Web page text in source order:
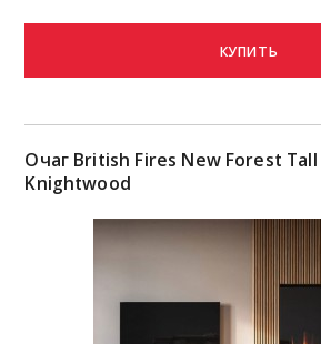
КУПИТЬ
Очаг British Fires New Forest
Knightwood